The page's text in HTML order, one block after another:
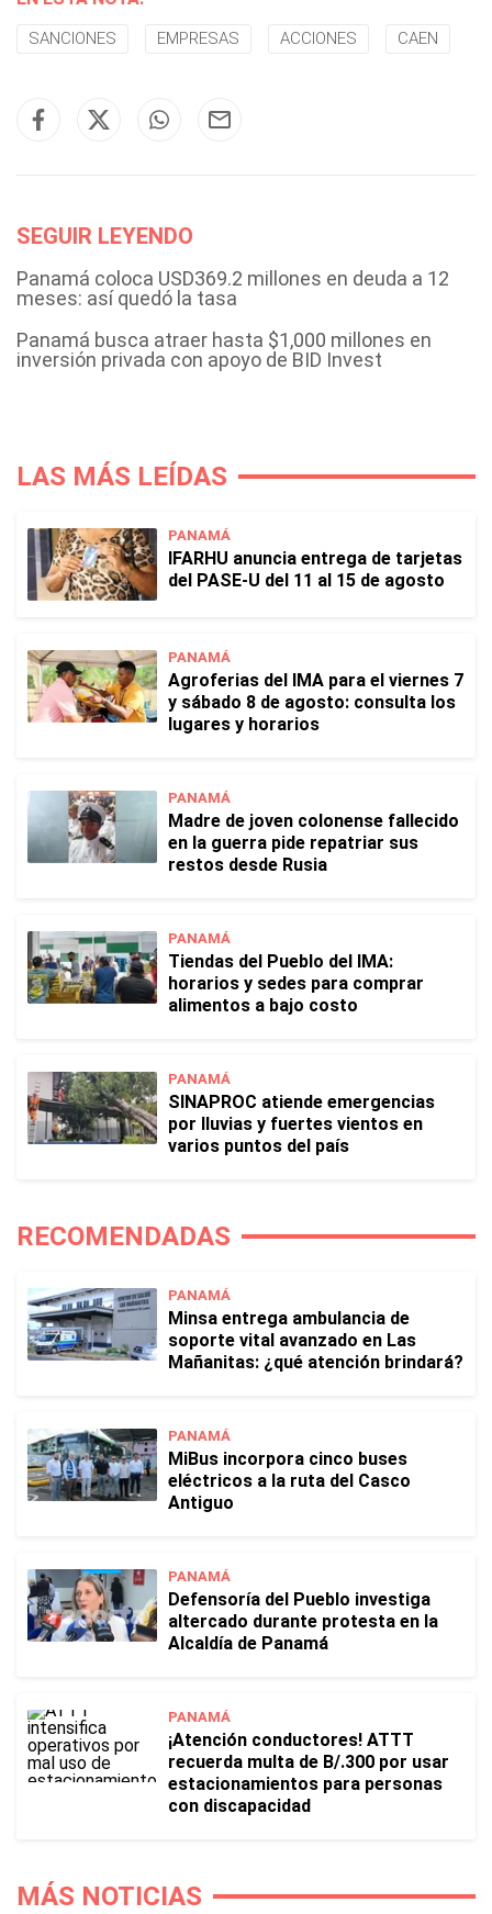
SANCIONES EMPRESAS ACCIONES CAEN
SEGUIR LEYENDO
Panamá coloca USD369.2 millones en deuda a 12
meses: así quedó la tasa
Panamá busca atraer hasta $1,000 millones en
inversión privada con apoyo de BID Invest
LAS MÁS LEÍDAS
PANAMÁ
IFARHU anuncia entrega de tarjetas
del PASE-U del 11 al 15 de agosto
PANAMÁ
Agroferias del IMA para el viernes 7
y sábado 8 de agosto: consulta los
lugares y horarios
PANAMÁ
Madre de joven colonense fallecido
en la guerra pide repatriar sus
restos desde Rusia
PANAMÁ
Tiendas del Pueblo del IMA:
horarios y sedes para comprar
alimentos a bajo costo
PANAMÁ
SINAPROC atiende emergencias
por lluvias y fuertes vientos en
varios puntos del país
RECOMENDADAS
PANAMÁ
Minsa entrega ambulancia de
soporte vital avanzado en Las
Mañanitas: ¿qué atención brindará?
PANAMÁ
MiBus incorpora cinco buses
eléctricos a la ruta del Casco
Antiguo
PANAMÁ
Defensoría del Pueblo investiga
altercado durante protesta en la
Alcaldía de Panamá
PANAMÁ
¡Atención conductores! ATTT
recuerda multa de B/.300 por usar
estacionamientos para personas
con discapacidad
MÁS NOTICIAS